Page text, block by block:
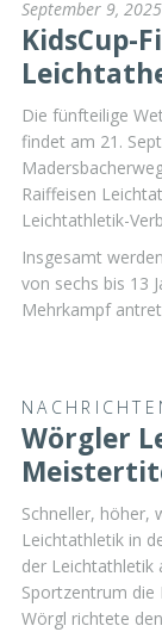
September 9, 2025
KidsCup-
Die fünfteilige
findet am 21.
Raiffeisen
Leichtathletik-
Insgesamt
von sechs bis 13
Mehrkampf
Wörgler
Schneller, höher,
Leichtathletik in
der Leichtathletik
Sportzentrum die
Wörgl richtete